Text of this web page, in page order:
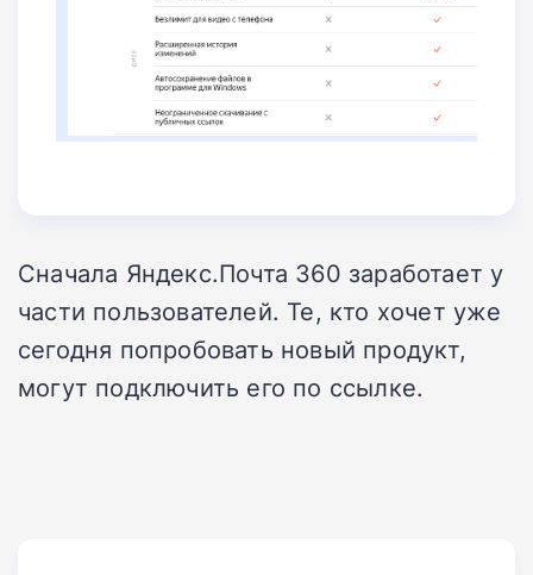
Сначала Яндекс.Почта 360 заработает у
части пользователей. Те, кто хочет уже
сегодня попробовать новый продукт,
могут подключить его по ссылке.